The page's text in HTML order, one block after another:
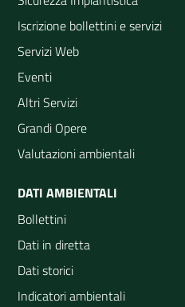
Iscrizione bollettini e servizi
Servizi Web
Eventi
Altri Servizi
Grandi Opere
Valutazioni ambientali
DATI AMBIENTALI
Bollettini
Dati in diretta
Dati storici
Indicatori ambientali